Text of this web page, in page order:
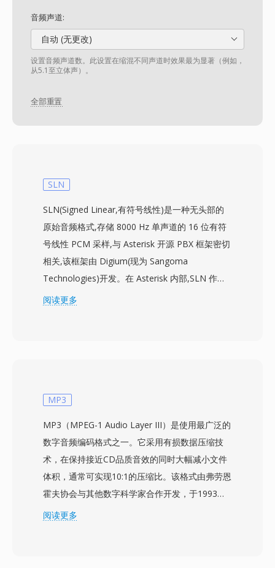
音频声道:
自动 (无更改)
设置音频声道数。此设置在缩混不同声道时效果最为显著（例如，
从5.1至立体声）。
全部重置
SLN
SLN(Signed Linear,有符号线性)是一种无头部的
原始音频格式,存储 8000 Hz 单声道的 16 位有符
号线性 PCM 采样,与 Asterisk 开源 PBX 框架密切
相关,该框架由 Digium(现为 Sangoma
Technologies)开发。在 Asterisk 内部,SLN 作为
原生的内部音频表示:每一次编解码器转码操作都
优势,因为采样格式由惯例固定,且在同时处理数千
8000 Hz 的采样率与传统电话通信的 G.711 标准
一致,可完整捕获 300-3400 Hz 的语音频段。
Asterisk 还支持扩展变体(sln16、sln32、sln48)以
处理宽带音频。SLN 文件无需解码 — 直接内存映
射即可使用 — 非常适合高密度 VoIP 环境中的实
时混音、会议和提示音播放。
阅读更多
MP3
MP3（MPEG-1 Audio Layer III）是使用最广泛的
数字音频编码格式之一。它采用有损数据压缩技
术，在保持接近CD品质音效的同时大幅减小文件
体积，通常可实现10:1的压缩比。该格式由弗劳恩
霍夫协会与其他数字科学家合作开发，于1993年
作为MPEG-1规范的一部分成为国际标准。MP3文
阅读更多